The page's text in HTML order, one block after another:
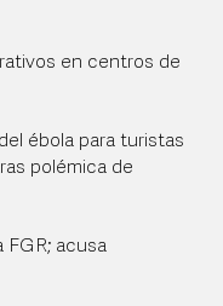
en centros de
ébola para turistas
polémica de
FGR; acusa